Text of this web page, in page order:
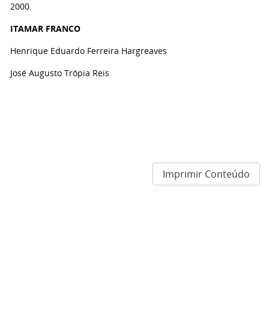
2000.
ITAMAR FRANCO
Henrique Eduardo Ferreira Hargreaves
José Augusto Trópia Reis
Imprimir Conteúdo